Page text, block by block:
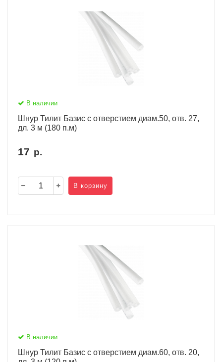
В наличии
Шнур Тилит Базис c отверстием диам.50, отв. 27,
дл. 3 м (180 п.м)
17 р.
В корзину
В наличии
Шнур Тилит Базис c отверстием диам.60, отв. 20,